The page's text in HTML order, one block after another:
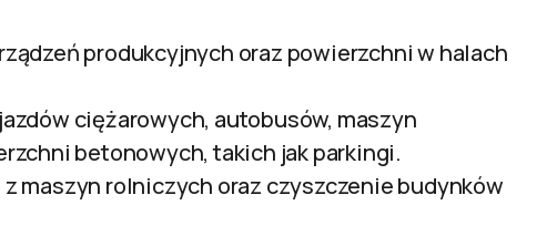
produkcyjnych oraz powierzchni w halach
ciężarowych, autobusów, maszyn
betonowych, takich jak parkingi.
z maszyn rolniczych oraz czyszczenie budynków